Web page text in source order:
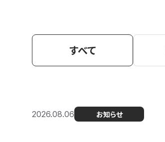
すべて
2026.08.06 お知らせ